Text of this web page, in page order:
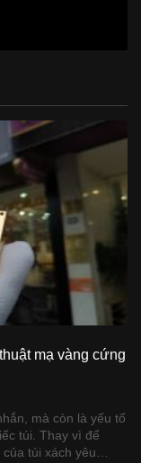
mạ vàng cứng
mà còn là yếu tố
túi. Thay vì để
túi xách yêu…